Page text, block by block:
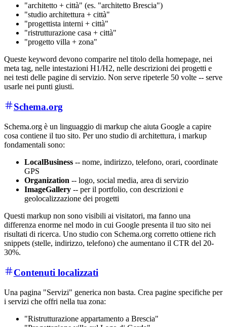
"architetto + città" (es. "architetto Brescia")
"studio architettura + città"
"progettista interni + città"
"ristrutturazione casa + città"
"progetto villa + zona"
Queste keyword devono comparire nel titolo della homepage, nei
meta tag, nelle intestazioni H1/H2, nelle descrizioni dei progetti e
nei testi delle pagine di servizio. Non serve ripeterle 50 volte -- serve
usarle nei punti giusti.
Schema.org
Schema.org è un linguaggio di markup che aiuta Google a capire
cosa contiene il tuo sito. Per uno studio di architettura, i markup
fondamentali sono:
LocalBusiness -- nome, indirizzo, telefono, orari, coordinate
GPS
Organization -- logo, social media, area di servizio
ImageGallery -- per il portfolio, con descrizioni e
geolocalizzazione dei progetti
Questi markup non sono visibili ai visitatori, ma fanno una
differenza enorme nel modo in cui Google presenta il tuo sito nei
risultati di ricerca. Uno studio con Schema.org corretto ottiene rich
snippets (stelle, indirizzo, telefono) che aumentano il CTR del 20-
30%.
Contenuti localizzati
Una pagina "Servizi" generica non basta. Crea pagine specifiche per
i servizi che offri nella tua zona:
"Ristrutturazione appartamento a Brescia"